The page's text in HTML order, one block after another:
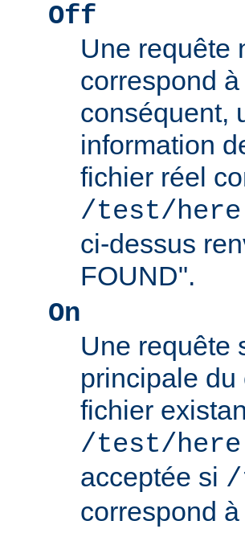
Off
Une requête
correspond
conséquent,
information
fichier réel
/test/
ci-dessus
FOUND".
On
Une requête
principale
fichier
/test/
acceptée si /
correspond